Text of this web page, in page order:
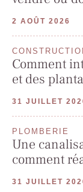
2 AOÛT 2026
Comment
et des
31 JUILLET
PLOMBERIE
Une
comment
31 JUILLET